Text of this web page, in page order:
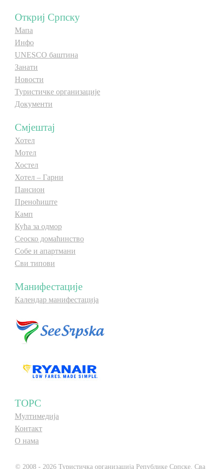
Видео
E-Brochure
Откриј Српску
Откриј Српску
Мапа
Инфо
UNESCO баштина
Занати
Новости
Туристичке организације
Документи
Смјештај
Хотел
Мотел
Хостел
Хотел – Гарни
Пансион
Преноћиште
Камп
Кућа за одмор
Сеоско домаћинство
Собе и апартмани
Сви типови
Манифестације
Календар манифестација
ТОРС
Мултимедија
Контакт
О нама
© 2008 - 2026 Туристичка организација Републике Српске. Сва